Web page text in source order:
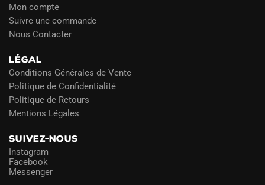
Mon compte
Suivre une commande
Nous Contacter
LÉGAL
Conditions Générales de Vente
Politique de Confidentialité
Politique de Retours
Mentions Légales
SUIVEZ-NOUS
Instagram
Facebook
Messenger